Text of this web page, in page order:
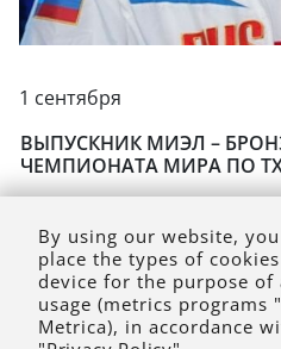
1 сентября
ВЫПУСКНИК МИЭЛ –
ЧЕМПИОНАТА МИРА ПО
By using our website,
place the types of
device for the purpose of
usage (metrics programs
Metrica), in accordance